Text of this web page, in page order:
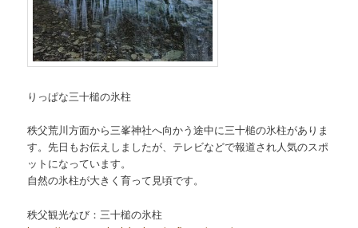
りっぱな三十槌の氷柱
秩父荒川方面から三峯神社へ向かう途中に三十槌の氷柱がありま
す。先日もお伝えしましたが、テレビなどで報道され人気のスポ
ットになっています。
自然の氷柱が大きく育って見頃です。
秩父観光なび：三十槌の氷柱